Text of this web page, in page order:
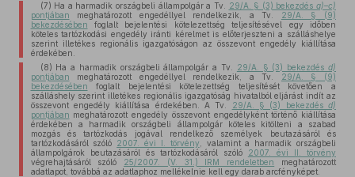
(7) Ha a harmadik országbeli állampolgár a Tv.
29/A. § (3) bekezdés a)–c)
pontjában meghatározott engedéllyel rendelkezik, a Tv. 29/A. § (9)
bekezdésében foglalt bejelentési kötelezettség teljesítésével egy időben
köteles tartózkodási engedély iránti kérelmet is előterjeszteni a szálláshelye
szerint illetékes regionális igazgatóságon az összevont engedély kiállítása
érdekében.
(8) Ha a harmadik országbeli állampolgár a Tv. 29/A. § (3) bekezdésd)
pontjában meghatározott engedéllyel rendelkezik, a Tv. 29/A. § (9)
bekezdésében foglalt bejelentési kötelezettség teljesítését követően a
szálláshely szerint illetékes regionális igazgatóság hivatalból eljárást indít az
összevont engedély kiállítása érdekében. A Tv.
29/A. § (3) bekezdésd)
pontjában meghatározott engedély összevont engedélyként történő kiállítása
érdekében a harmadik országbeli állampolgár köteles kitölteni a szabad
mozgás és tartózkodás jogával rendelkező személyek beutazásáról és
tartózkodásáról szóló 2007. évi I. törvény , valamint a harmadik országbeli
állampolgárok beutazásáról és tartózkodásáról szóló 2007. évi II. törvény
végrehajtásáról szóló 25/2007. (V. 31.) IRM rendeletben
meghatározott
adatlapot, továbbá az adatlaphoz mellékelnie kell egy darab arcfényképet.